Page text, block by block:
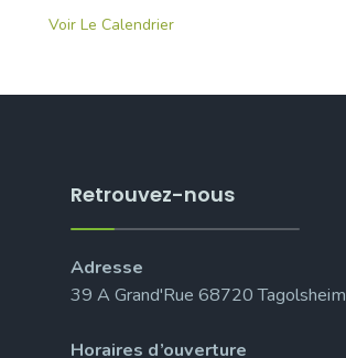
Voir Le Calendrier
Retrouvez-nous
Adresse
39 A Grand'Rue 68720 Tagolsheim
Horaires d’ouverture